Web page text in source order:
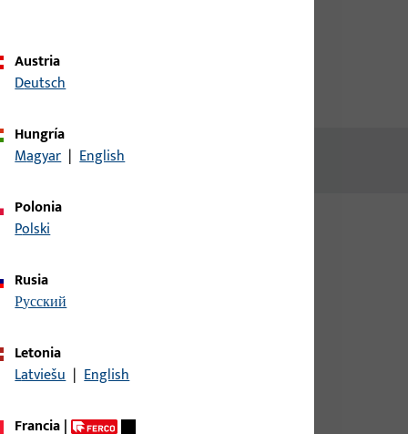
ventana, Tipo de rosca Rosa doble, Diámetro de
Austria
Deutsch
Hungría
Magyar | English
Polonia
Polski
Rusia
русский
Letonia
Latviešu | English
Francia|